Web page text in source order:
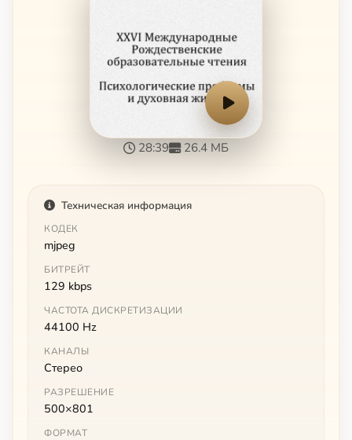
28:39 26.4 МБ
Техническая информация
КОДЕК
mjpeg
БИТРЕЙТ
129 kbps
ЧАСТОТА ДИСКРЕТИЗАЦИИ
44100 Hz
КАНАЛЫ
Стерео
РАЗРЕШЕНИЕ
500×801
ФОРМАТ